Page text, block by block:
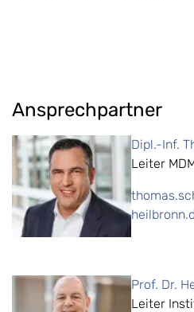
Ansprechpartner
Dipl.-Inf.
Leiter
Prof. Dr.
Leiter